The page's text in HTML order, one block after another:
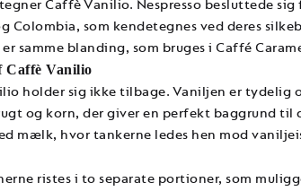
Caffè Vanilio. Nespresso besluttede
Colombia, som kendetegnes ved deres
samme blanding, som bruges i Caffé
Caffè Vanilio
holder sig ikke tilbage. Vaniljen er tydelig
og korn, der giver en perfekt baggrund til
mælk, hvor tankerne ledes hen mod
ristes i to separate portioner, som